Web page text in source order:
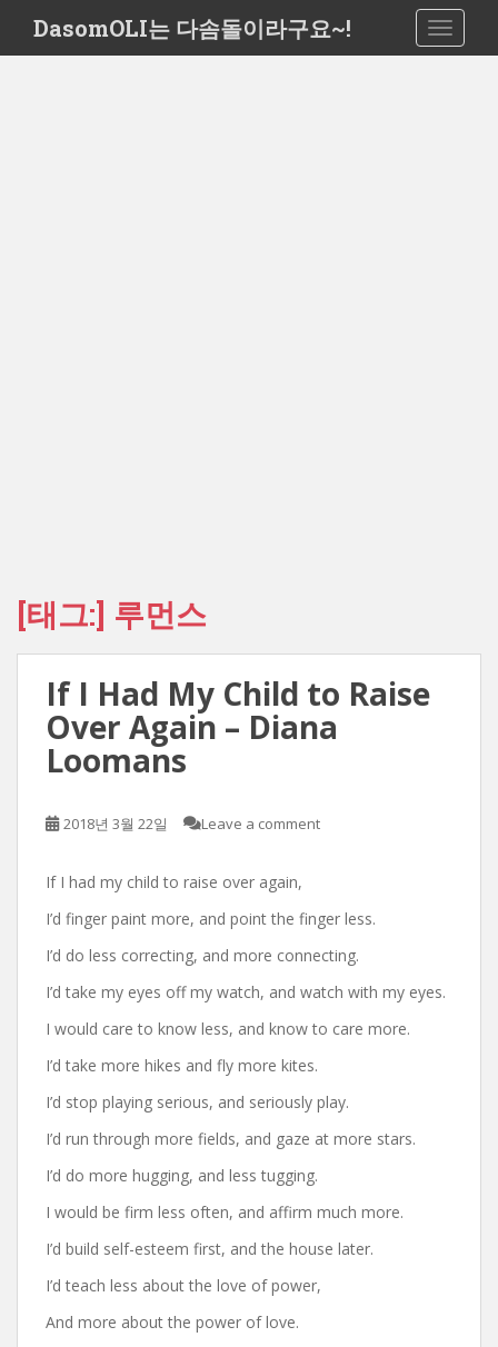
i
DasomOLI는 다솜돌이라구요~!
[태그:] 루먼스
If I Had My Child to Raise
Over Again – Diana
Loomans
2018년 3월 22일 Leave a comment
If I had my child to raise over again,
I’d finger paint more, and point the finger less.
I’d do less correcting, and more connecting.
I’d take my eyes off my watch, and watch with my eyes.
I would care to know less, and know to care more.
I’d take more hikes and fly more kites.
I’d stop playing serious, and seriously play.
I’d run through more fields, and gaze at more stars.
I’d do more hugging, and less tugging.
I would be firm less often, and affirm much more.
I’d build self-esteem first, and the house later.
I’d teach less about the love of power,
And more about the power of love.